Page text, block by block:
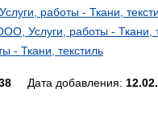
работы - Ткани,
Услуги, работы - Ткани,
- Ткани, текстиль
Дата добавления: